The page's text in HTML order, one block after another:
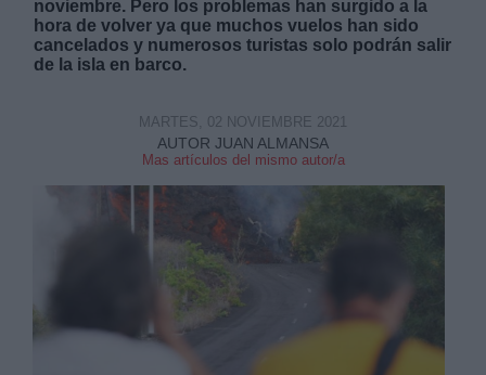
noviembre. Pero los problemas han surgido a la
hora de volver ya que muchos vuelos han sido
cancelados y numerosos turistas solo podrán salir
de la isla en barco.
AUTOR JUAN ALMANSA
Mas artículos del mismo autor/a
MARTES, 02 NOVIEMBRE 2021
link